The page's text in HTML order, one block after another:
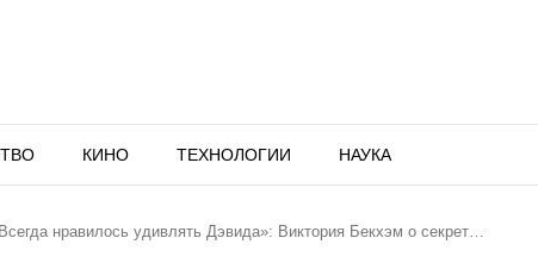
КИНО ТЕХНОЛОГИИ НАУКА
нравилось удивлять Дэвида»: Виктория Бекхэм о секрет…